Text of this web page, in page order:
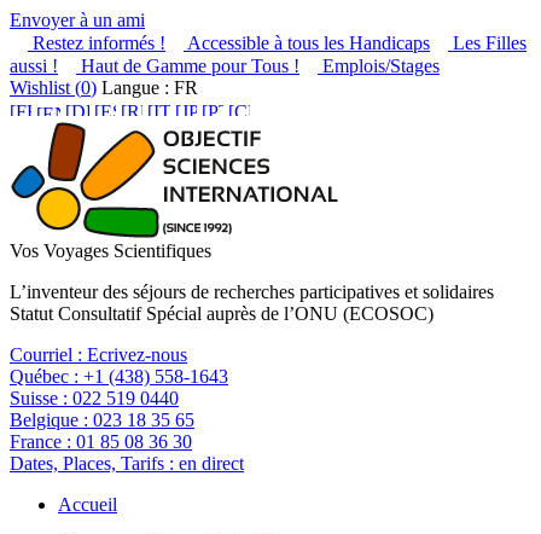
Envoyer à un ami
Restez informés !
Accessible à tous les Handicaps
Les Filles
aussi !
Haut de Gamme pour Tous !
Emplois/Stages
Wishlist (0) Langue : FR
Vos Voyages Scientifiques
L’inventeur des séjours de recherches participatives et solidaires
Statut Consultatif Spécial auprès de l’ONU (ECOSOC)
Courriel : Ecrivez-nous
Québec : +1 (438) 558-1643
Suisse : 022 519 0440
Belgique : 023 18 35 65
France : 01 85 08 36 30
Dates, Places, Tarifs : en direct
Accueil